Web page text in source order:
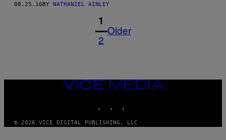
08.25.16BY NATHANIEL AINLEY
1
2
Older
VICE
MEDIA
© 2026 VICE DIGITAL PUBLISHING, LLC